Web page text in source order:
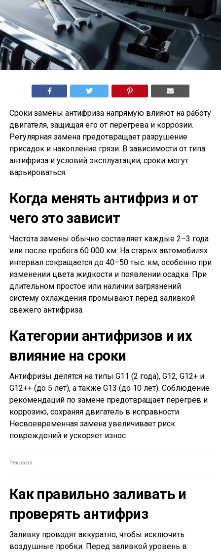
Сроки замены антифриза напрямую влияют на работу
двигателя, защищая его от перегрева и коррозии.
Регулярная замена предотвращает разрушение
присадок и накопление грязи. В зависимости от типа
антифриза и условий эксплуатации, сроки могут
варьироваться.
Когда менять антифриз и от
чего это зависит
Частота замены обычно составляет каждые 2–3 года
или после пробега 60 000 км. На старых автомобилях
интервал сокращается до 40–50 тыс. км, особенно при
изменении цвета жидкости и появлении осадка. При
длительном простое или наличии загрязнений
систему охлаждения промывают перед заливкой
свежего антифриза.
Категории антифризов и их
влияние на сроки
Антифризы делятся на типы G11 (2 года), G12, G12+ и
G12++ (до 5 лет), а также G13 (до 10 лет). Соблюдение
рекомендаций по замене предотвращает перегрев и
коррозию, сохраняя двигатель в исправности.
Несвоевременная замена увеличивает риск
повреждений и ускоряет износ.
Как правильно заливать и
проверять антифриз
Заливку проводят аккуратно, чтобы исключить
воздушные пробки. Перед заливкой уровень в